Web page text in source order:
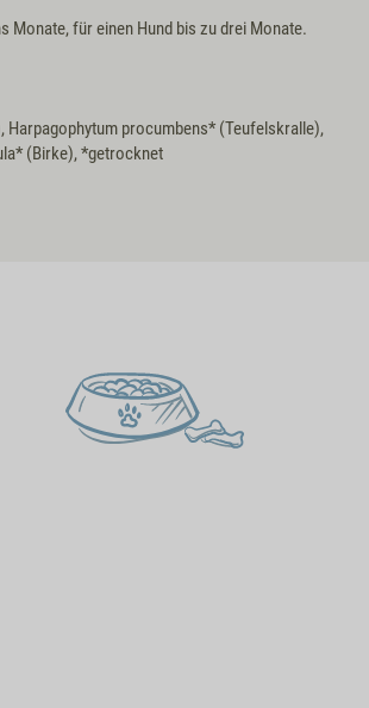
Monate, für einen Hund bis zu drei Monate.
procumbens* (Teufelskralle),
(Birke), *getrocknet